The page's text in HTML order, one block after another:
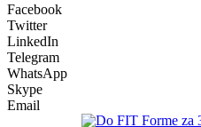
Facebook
Twitter
LinkedIn
Telegram
WhatsApp
Skype
Email